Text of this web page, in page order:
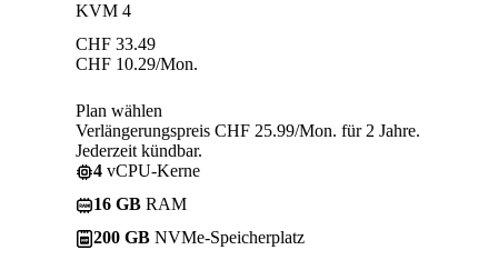
KVM 4
CHF 33.49
CHF 10.29/Mon.
Plan wählen
Verlängerungspreis CHF 25.99/Mon. für 2 Jahre.
Jederzeit kündbar.
4 vCPU-Kerne
16 GB RAM
200 GB NVMe-Speicherplatz